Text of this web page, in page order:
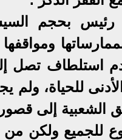
رئيس بحجم
بممارساتها
استلطاف تصل إلى
للحياة، ولم
الشعبية إلى
للجميع ولكن